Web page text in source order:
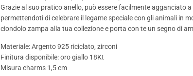
Grazie al suo pratico anello, può essere facilmente agganciato a
permettendoti di celebrare il legame speciale con gli animali in
ciondolo zampa alla tua collezione e porta con te un segno di
Materiale: Argento 925 riciclato, zirconi
Finitura disponibile: oro giallo 18Kt
Misura charms 1,5 cm